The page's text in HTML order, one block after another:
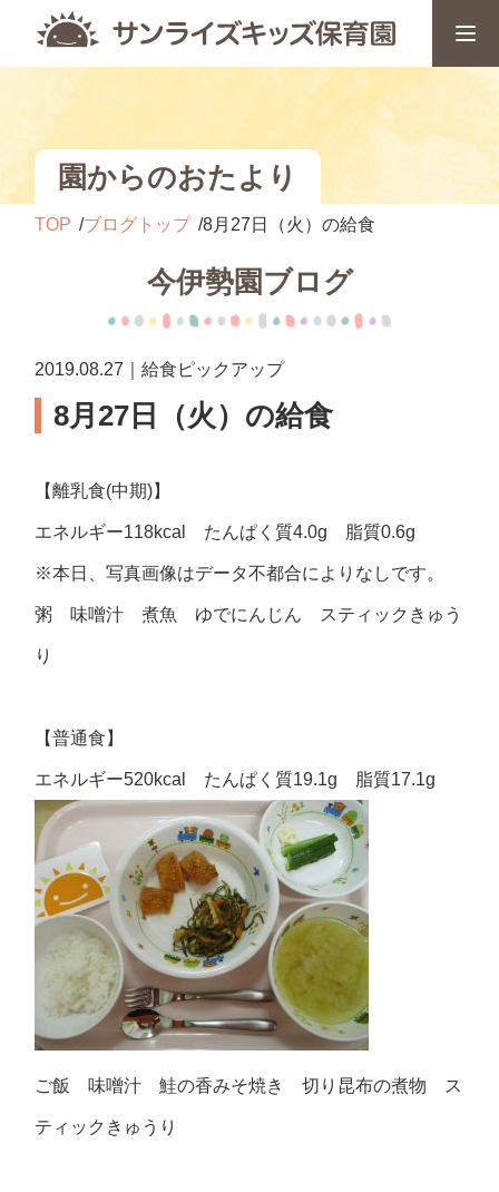
園からのおたより
TOP ブログトップ 8月27日（火）の給食
今伊勢園ブログ
2019.08.27｜給食ピックアップ
8月27日（火）の給食
【離乳食(中期)】
エネルギー118kcal たんぱく質4.0g 脂質0.6g
※本日、写真画像はデータ不都合によりなしです。
粥 味噌汁 煮魚 ゆでにんじん スティックきゅう
り
【普通食】
エネルギー520kcal たんぱく質19.1g 脂質17.1g
ご飯 味噌汁 鮭の香みそ焼き 切り昆布の煮物 ス
ティックきゅうり